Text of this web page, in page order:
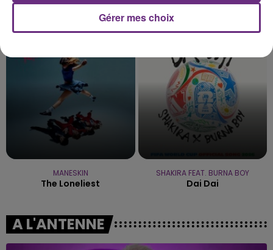
TITRES DIFFUSÉS
MANESKIN
The Loneliest
SHAKIRA FEAT. BURNA BOY
Dai Dai
A L'ANTENNE
Gérer mes choix